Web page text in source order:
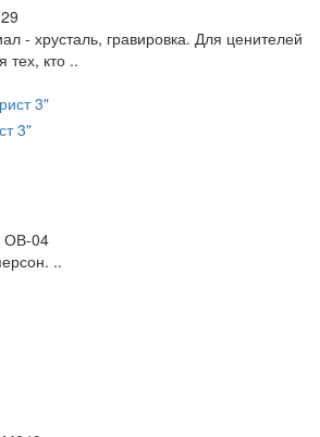
- хрусталь, гравировка. Для ценителей
кто ..
3"
ОВ-04
..